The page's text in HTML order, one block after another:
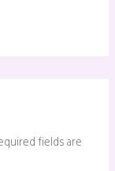
fields are